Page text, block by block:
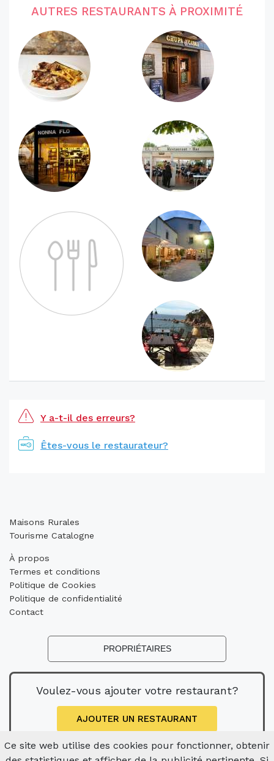
AUTRES RESTAURANTS À PROXIMITÉ
Y a-t-il des erreurs?
Êtes-vous le restaurateur?
Maisons Rurales
Tourisme Catalogne
À propos
Termes et conditions
Politique de Cookies
Politique de confidentialité
Contact
PROPRIÉTAIRES
Voulez-vous ajouter votre restaurant?
AJOUTER UN RESTAURANT
Ce site web utilise des cookies pour fonctionner, obtenir